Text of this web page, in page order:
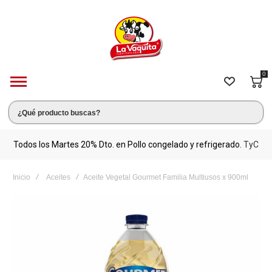
0
Todos los Martes 20% Dto. en Pollo congelado y refrigerado. TyC
Inicio Aceites Aceite Vegetal Gourmet Familia Multiusos x 900ml